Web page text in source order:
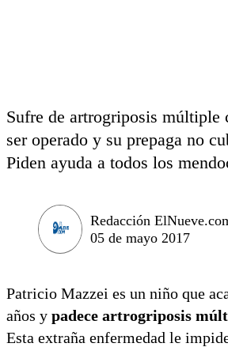
Sufre de artrogriposis múltiple
ser operado y su prepaga no
Piden ayuda a todos los
Redacción
05 de mayo 2017
Patricio Mazzei es un niño que
años y padece artrogriposis
Esta extraña enfermedad le